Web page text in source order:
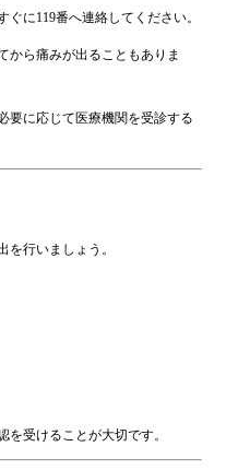
に119番へ連絡してください。
から痛みが出ることもありま
要に応じて医療機関を受診する
を行いましょう。
受けることが大切です。